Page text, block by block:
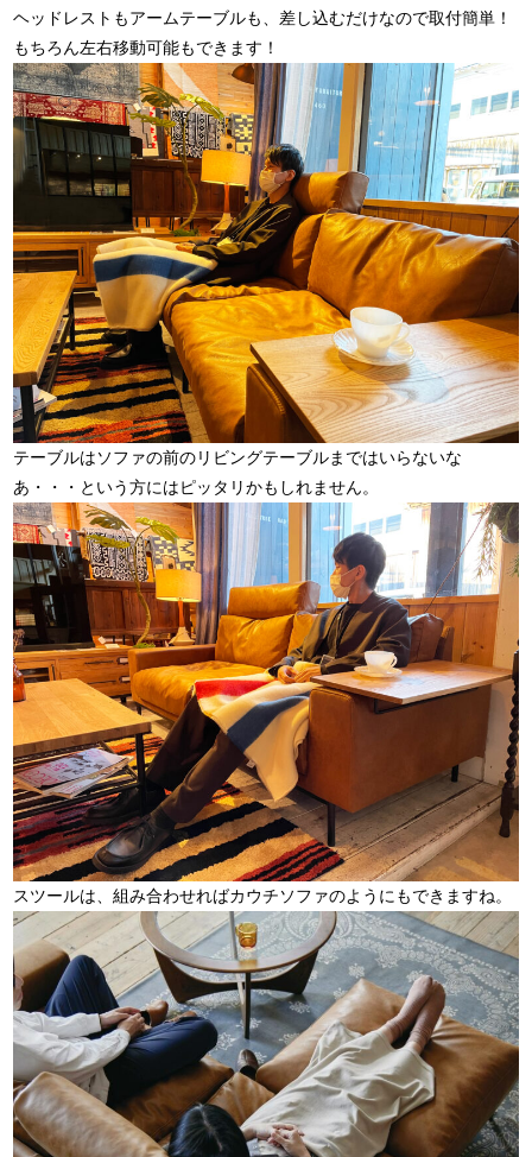
ヘッドレストもアームテーブルも、差し込むだけなので取付簡単！
もちろん左右移動可能もできます！
テーブルはソファの前のリビングテーブルまではいらないな
あ・・・という方にはピッタリかもしれません。
スツールは、組み合わせればカウチソファのようにもできますね。